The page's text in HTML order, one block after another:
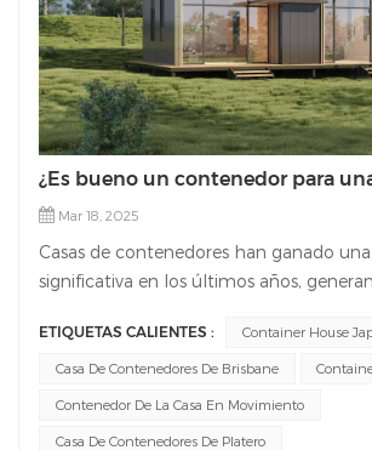
¿Es bueno un contenedor para
Mar 18, 2025
Casas de contenedores han ganado
significativa en los últimos años,
alternativas de vivienda. Si bien las casas
han sido durante mucho tiempo la
contenedores presentan un enfoque
ETIQUETAS CALIENTES : Container House
Casa De Contenedores De Brisbane
Contenedor De La Casa En Movimiento
Casa De Contenedores De Platero